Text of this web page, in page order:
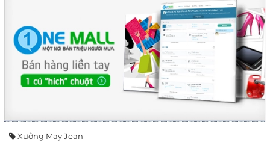
Xưởng May Jean